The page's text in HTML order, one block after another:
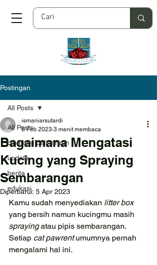
Postingan
All Posts
binatang peliharaan
update
berita
edukasi
All Posts
Bagaimana Mengatasi
Kucing yang Spraying
Sembarangan
ismaniarsutardi
8 Feb 2023 3 menit membaca
Diperbarui: 5 Apr 2023
Kamu sudah menyediakan litter box
yang bersih namun kucingmu masih
spraying atau pipis sembarangan.
Setiap cat pawrent umumnya pernah
mengalami hal ini.